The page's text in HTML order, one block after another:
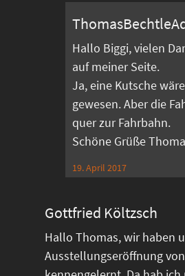
Hallo Biggi, vielen
auf meiner Seite.
Ja, eine Kutsche
gewesen. Aber die
quer zur Fahrbahn.
Schöne Grüße
19. April 2017
Gottfried Költzsch
Hallo Thomas, wir haben
Ausstellungseröffnung